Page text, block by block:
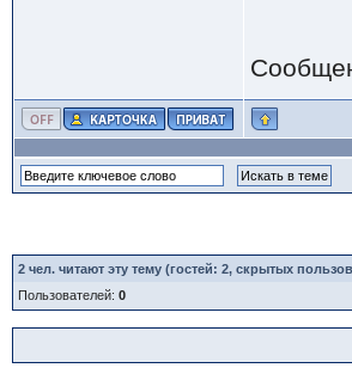
2чел. читают эту тему (гостей: 2, скрытых
Пользователей: 0